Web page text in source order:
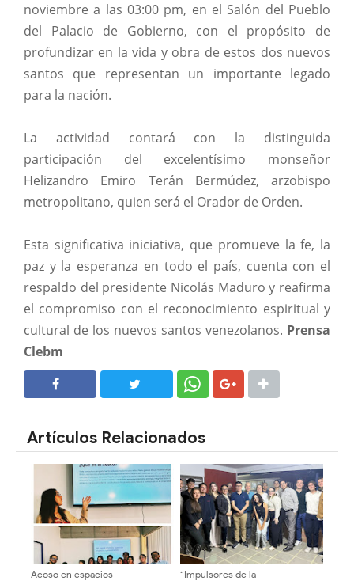
noviembre a las 03:00 pm, en el Salón del Pueblo
del Palacio de Gobierno, con el propósito de
profundizar en la vida y obra de estos dos nuevos
santos que representan un importante legado
para la nación.
La actividad contará con la distinguida
participación del excelentísimo monseñor
Helizandro Emiro Terán Bermúdez, arzobispo
metropolitano, quien será el Orador de Orden.
Esta significativa iniciativa, que promueve la fe, la
paz y la esperanza en todo el país, cuenta con el
respaldo del presidente Nicolás Maduro y reafirma
el compromiso con el reconocimiento espiritual y
cultural de los nuevos santos venezolanos. Prensa
Clebm
Artículos Relacionados
Acoso en espacios
“Impulsores de la